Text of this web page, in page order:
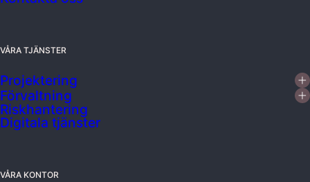
VÅRA TJÄNSTER
Projektering
Förvaltning
Riskhantering
Digitala tjänster
VÅRA KONTOR